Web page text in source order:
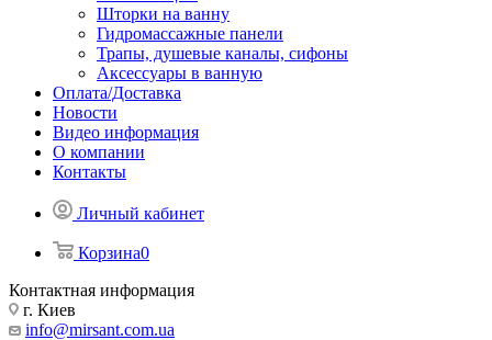
Шторки на ванну
Гидромассажные панели
Трапы, душевые каналы, сифоны
Аксессуары в ванную
Оплата/Доставка
Новости
Видео информация
О компании
Контакты
Личный кабинет
Корзина0
Контактная информация
г. Киев
info@mirsant.com.ua